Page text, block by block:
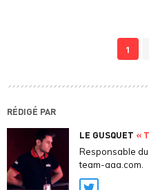
1
RÉDIGÉ PAR
LE GUSQUET «
Responsable
team-aaa.com.